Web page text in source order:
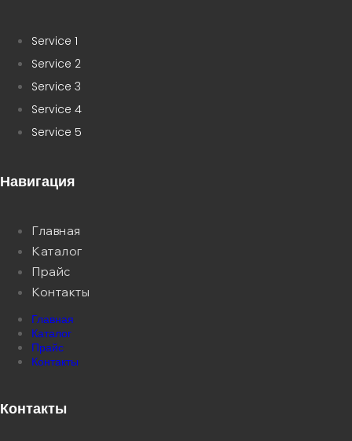
Service 1
Service 2
Service 3
Service 4
Service 5
Навигация
Главная
Каталог
Прайс
Контакты
Главная
Каталог
Прайс
Контакты
Контакты